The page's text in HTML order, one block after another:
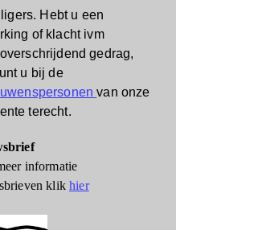
Hebt u een
of klacht ivm
gedrag,
u bij de
van onze
terecht.
informatie
klikhier